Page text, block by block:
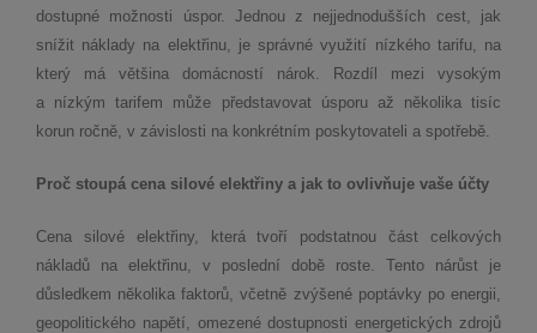
dostupné možnosti úspor. Jednou z nejjednodušších cest, jak
snížit náklady na elektřinu, je správné využití nízkého tarifu, na
který má většina domácností nárok. Rozdíl mezi vysokým
a nízkým tarifem může představovat úsporu až několika tisíc
korun ročně, v závislosti na konkrétním poskytovateli a spotřebě.
Proč stoupá cena silové elektřiny a jak to ovlivňuje vaše účty
Cena silové elektřiny, která tvoří podstatnou část celkových
nákladů na elektřinu, v poslední době roste. Tento nárůst je
důsledkem několika faktorů, včetně zvýšené poptávky po energii,
geopolitického napětí, omezené dostupnosti energetických zdrojů